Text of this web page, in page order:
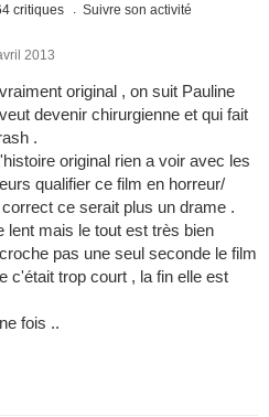
critiques Suivre son activité
2013
original , on suit Pauline
devenir chirurgienne et qui fait
.
original rien a voir avec les
qualifier ce film en horreur/
ce serait plus un drame .
lent mais le tout est très bien
pas une seul seconde le film
c'était trop court , la fin elle est
fois ..